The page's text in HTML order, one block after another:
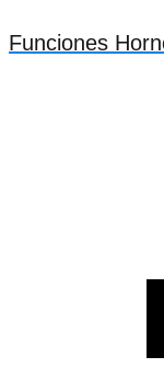
Funciones